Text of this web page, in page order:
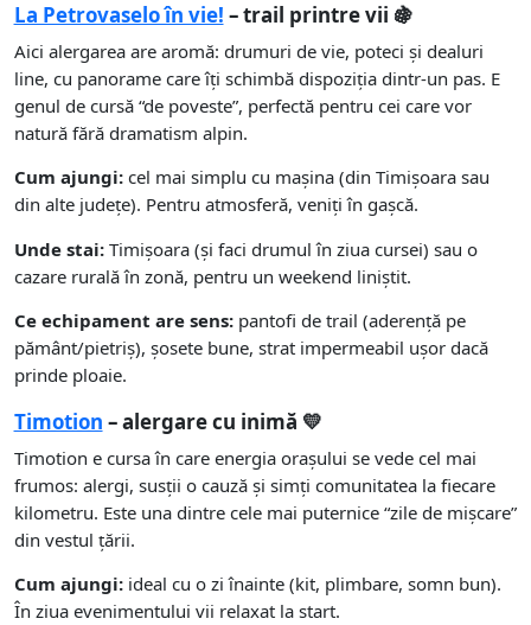
La Petrovaselo în vie! – trail printre vii 🍇
Aici alergarea are aromă: drumuri de vie, poteci și dealuri
line, cu panorame care îți schimbă dispoziția dintr-un pas. E
genul de cursă “de poveste”, perfectă pentru cei care vor
natură fără dramatism alpin.
Cum ajungi:cel mai simplu cu mașina (din Timișoara sau
din alte județe). Pentru atmosferă, veniți în gașcă.
Unde stai:Timișoara (și faci drumul în ziua cursei) sau o
cazare rurală în zonă, pentru un weekend liniștit.
Ce echipament are sens:pantofi de trail (aderență pe
pământ/pietriș), șosete bune, strat impermeabil ușor dacă
prinde ploaie.
Timotion – alergare cu inimă 💛
Timotion e cursa în care energia orașului se vede cel mai
frumos: alergi, susții o cauză și simți comunitatea la fiecare
kilometru. Este una dintre cele mai puternice “zile de mișcare”
din vestul țării.
Cum ajungi:ideal cu o zi înainte (kit, plimbare, somn bun).
În ziua evenimentului vii relaxat la start.